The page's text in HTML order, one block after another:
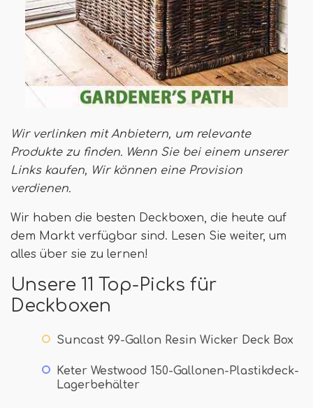
Wir verlinken mit Anbietern, um relevante
Produkte zu finden. Wenn Sie bei einem unserer
Links kaufen, Wir können eine Provision
verdienen.
Wir haben die besten Deckboxen, die heute auf
dem Markt verfügbar sind. Lesen Sie weiter, um
alles über sie zu lernen!
Unsere 11 Top-Picks für
Deckboxen
Suncast 99-Gallon Resin Wicker Deck Box
Keter Westwood 150-Gallonen-Plastikdeck-
Lagerbehälter